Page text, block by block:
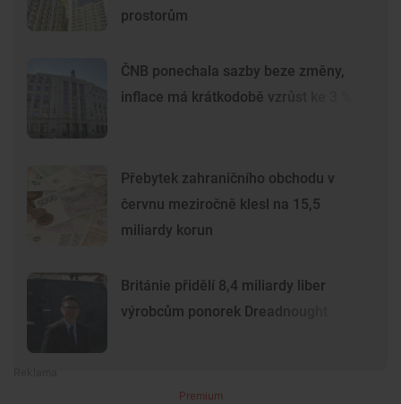
prostorům
ČNB ponechala sazby beze změny,
inflace má krátkodobě vzrůst ke 3 %
Přebytek zahraničního obchodu v
červnu meziročně klesl na 15,5
miliardy korun
Británie přidělí 8,4 miliardy liber
výrobcům ponorek Dreadnought
Premium